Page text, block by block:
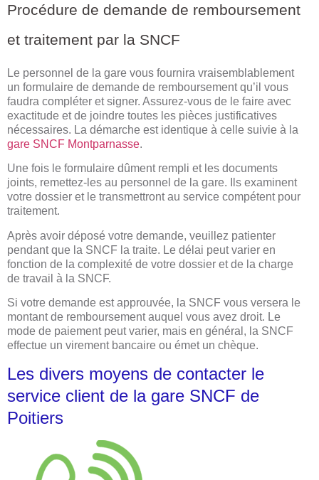
Procédure de demande de remboursement
et traitement par la SNCF
Le personnel de la gare vous fournira vraisemblablement
un formulaire de demande de remboursement qu’il vous
faudra compléter et signer. Assurez-vous de le faire avec
exactitude et de joindre toutes les pièces justificatives
nécessaires. La démarche est identique à celle suivie à la
gare SNCF Montparnasse.
Une fois le formulaire dûment rempli et les documents
joints, remettez-les au personnel de la gare. Ils examinent
votre dossier et le transmettront au service compétent pour
traitement.
Après avoir déposé votre demande, veuillez patienter
pendant que la SNCF la traite. Le délai peut varier en
fonction de la complexité de votre dossier et de la charge
de travail à la SNCF.
Si votre demande est approuvée, la SNCF vous versera le
montant de remboursement auquel vous avez droit. Le
mode de paiement peut varier, mais en général, la SNCF
effectue un virement bancaire ou émet un chèque.
Les divers moyens de contacter le
service client de la gare SNCF de
Poitiers